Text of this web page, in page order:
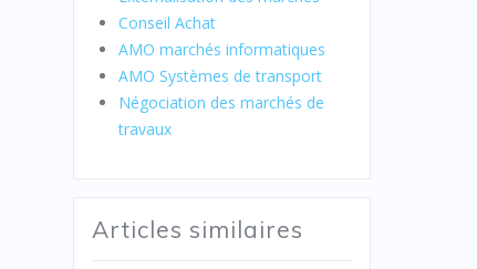
Conseil Achat
AMO marchés informatiques
AMO Systèmes de transport
Négociation des marchés de
travaux
Articles similaires